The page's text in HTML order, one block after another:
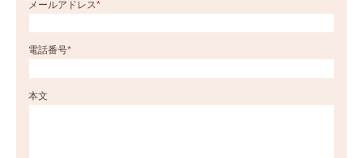
メールアドレス*
電話番号*
本文